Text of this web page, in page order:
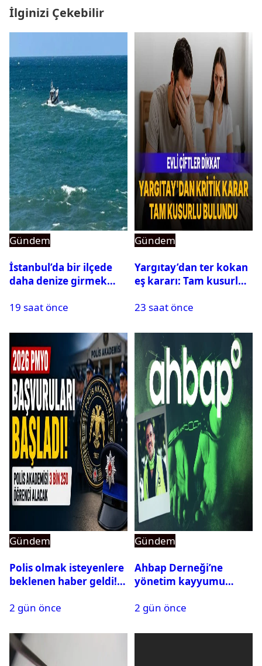
İlginizi Çekebilir
Gündem
İstanbul’da bir ilçede
daha denize girmek
19 saat önce
Gündem
Yargıtay’dan ter kokan
eş kararı: Tam kusurlu
23 saat önce
Gündem
Polis olmak isteyenlere
beklenen haber geldi!
2 gün önce
Gündem
Ahbap Derneği’ne
yönetim kayyumu
açıldı
2 gün önce